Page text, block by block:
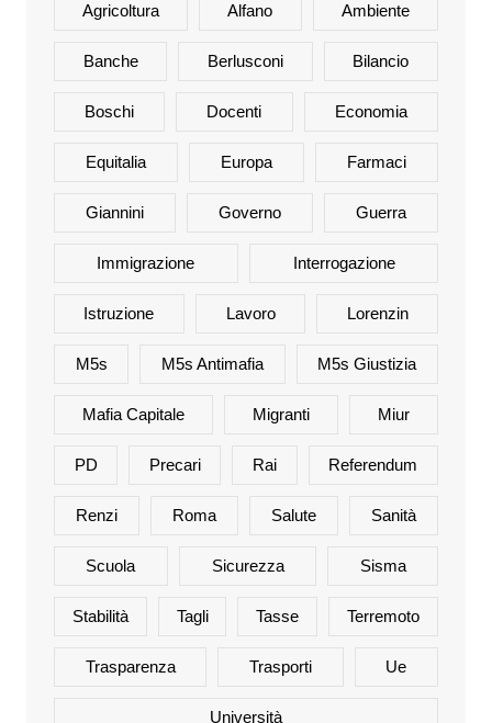
Agricoltura Alfano Ambiente
Banche Berlusconi Bilancio
Boschi Docenti Economia
Equitalia Europa Farmaci
Giannini Governo Guerra
Immigrazione Interrogazione
Istruzione Lavoro Lorenzin
M5s M5s Antimafia M5s Giustizia
Mafia Capitale Migranti Miur
PD Precari Rai Referendum
Renzi Roma Salute Sanità
Scuola Sicurezza Sisma
Stabilità Tagli Tasse Terremoto
Trasparenza Trasporti Ue
Università